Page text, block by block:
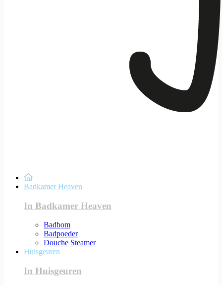
Badkamer Heaven
In Badkamer Heaven
Badbom
Badpoeder
Douche Steamer
Huisgeuren
In Huisgeuren